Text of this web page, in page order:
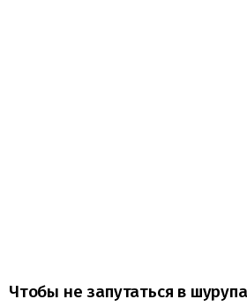
Чтобы не запутаться в